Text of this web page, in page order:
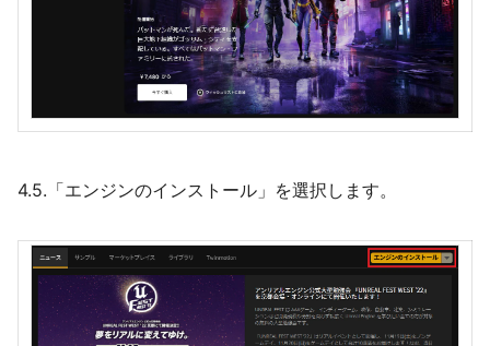
4.5.「エンジンのインストール」を選択します。